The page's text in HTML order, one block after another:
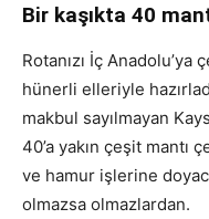
Bir kaşıkta 40
Rotanızı İç
hünerli elleriyle
makbul sayılmayan
40’a yakın çeşit mantı
ve hamur işlerine
olmazsa olmazlardan.